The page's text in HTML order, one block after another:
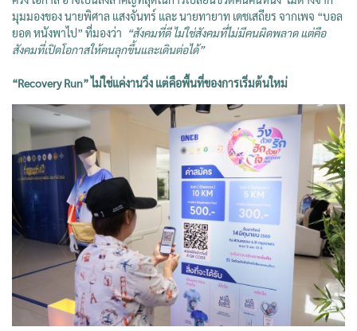
มุมมองของ นายพิศาล แสงจันทร์ และ นายทายาท เดชเสถียร จากเพจ “บอล
ยอด หนังพาไป” ที่มองว่า “สังคมที่ดี ไม่ใช่สังคมที่ไม่มีคนผิดพลาด แต่คือ
สังคมที่เปิดโอกาสให้คนลุกขึ้นและเดินต่อได้”
“Recovery Run” ไม่ใช่แค่งานวิ่ง แต่คือพื้นที่ของการเริ่มต้นใหม่